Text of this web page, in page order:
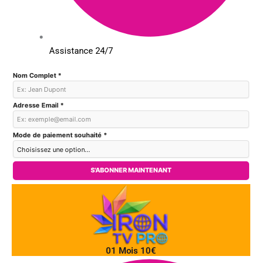
Assistance 24/7
Nom Complet *
Adresse Email *
Mode de paiement souhaité *
S'ABONNER MAINTENANT
01 Mois 10€